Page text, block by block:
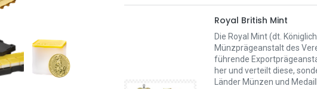
Royal British Mint
Die Royal Mint (dt.
Münzprägeanstalt des
führende
her und verteilt diese,
Länder Münzen und